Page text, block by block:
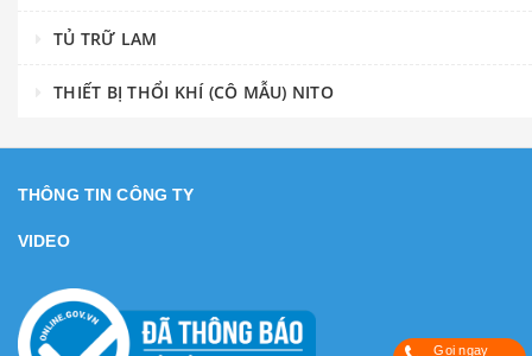
TỦ TRỮ LAM
THIẾT BỊ THỔI KHÍ (CÔ MẪU) NITO
THÔNG TIN CÔNG TY
VIDEO
Gọi ngay